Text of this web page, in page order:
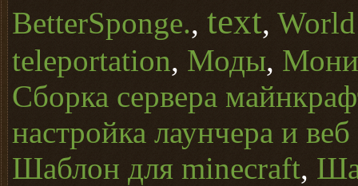
BetterSponge., text,
teleportation, Моды,
Сборка сервера
настройка лаунчера и веб
Шаблон для minecraft,